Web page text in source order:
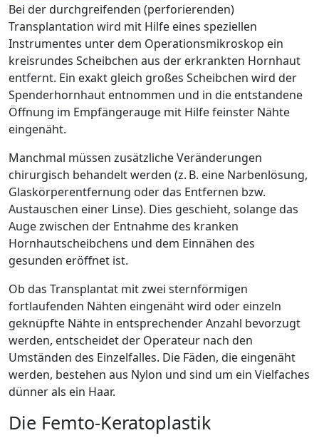
Bei der durchgreifenden (perforierenden)
Transplantation wird mit Hilfe eines speziellen
Instrumentes unter dem Operationsmikroskop ein
kreisrundes Scheibchen aus der erkrankten Hornhaut
entfernt. Ein exakt gleich großes Scheibchen wird der
Spenderhornhaut entnommen und in die entstandene
Öffnung im Empfängerauge mit Hilfe feinster Nähte
eingenäht.
Manchmal müssen zusätzliche Veränderungen
chirurgisch behandelt werden (z. B. eine Narbenlösung,
Glaskörperentfernung oder das Entfernen bzw.
Austauschen einer Linse). Dies geschieht, solange das
Auge zwischen der Entnahme des kranken
Hornhautscheibchens und dem Einnähen des
gesunden eröffnet ist.
Ob das Transplantat mit zwei sternförmigen
fortlaufenden Nähten eingenäht wird oder einzeln
geknüpfte Nähte in entsprechender Anzahl bevorzugt
werden, entscheidet der Operateur nach den
Umständen des Einzelfalles. Die Fäden, die eingenäht
werden, bestehen aus Nylon und sind um ein Vielfaches
dünner als ein Haar.
Die Femto-Keratoplastik